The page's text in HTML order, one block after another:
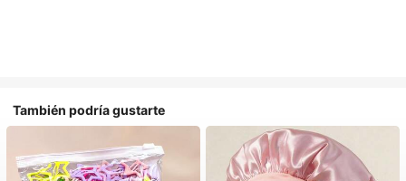
También podría gustarte